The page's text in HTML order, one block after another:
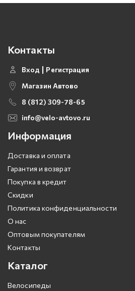
Контакты
Вход
Регистрация
Магазин Автово
8 (812) 309-78-65
info@velo-avtovo.ru
Информация
Доставка и оплата
Гарантия и возврат
Покупка в кредит
Скидки
Политика конфиденциальности
О нас
Оптовым покупателям
Контакты
Каталог
Велосипеды